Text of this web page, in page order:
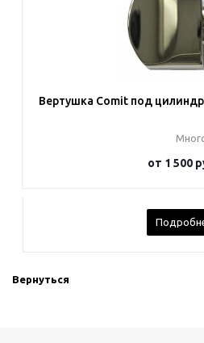
Вертушка Comit под
от 1 500
Вернуться